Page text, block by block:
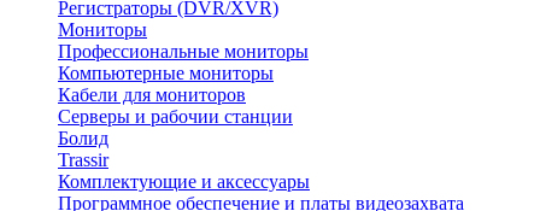
Регистраторы (DVR/XVR)
Мониторы
Профессиональные мониторы
Компьютерные мониторы
Кабели для мониторов
Серверы и рабочии станции
Болид
Trassir
Комплектующие и аксессуары
Программное обеспечение и платы видеозахвата